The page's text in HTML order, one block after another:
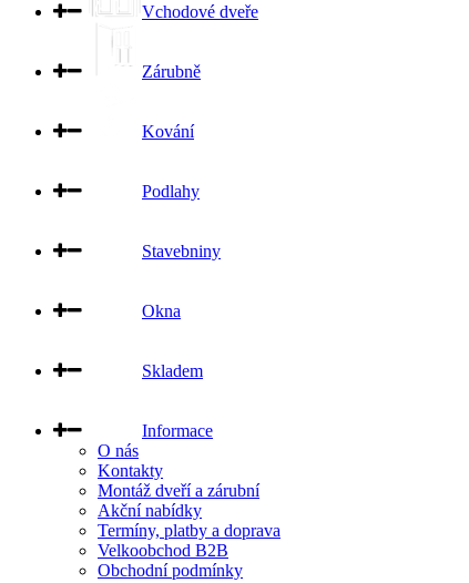
Vchodové dveře
Zárubně
Kování
Podlahy
Stavebniny
Okna
Skladem
Informace
O nás
Kontakty
Montáž dveří a zárubní
Akční nabídky
Termíny, platby a doprava
Velkoobchod B2B
Obchodní podmínky